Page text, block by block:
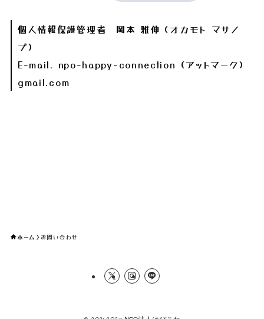
個人情報保護管理者 岡本 雅伸（オカモト マサノ
ブ）
E-mail. npo-happy-connection（アットマーク）
gmail.com
ホーム お問い合わせ